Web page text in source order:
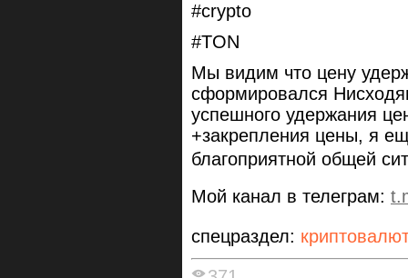
#crypto
#TON
Мы видим что цену
сформировался
успешного удержания
+закрепления цены, я
благоприятной общей
Мой канал в телеграм:
спецраздел: